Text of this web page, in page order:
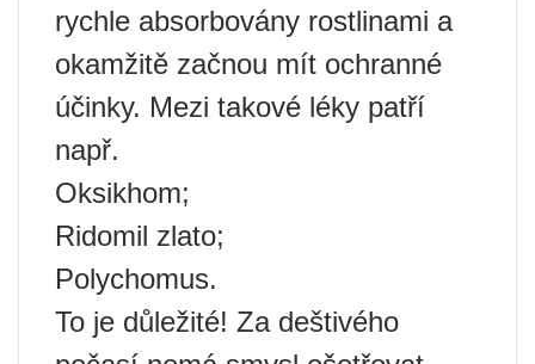
rychle absorbovány rostlinami a
okamžitě začnou mít ochranné
účinky. Mezi takové léky patří
např.
Oksikhom;
Ridomil zlato;
Polychomus.
To je důležité! Za deštivého